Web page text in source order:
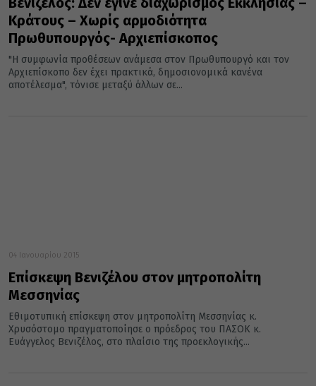
Κράτους – Χωρίς αρμοδιότητα
Πρωθυπουργός- Αρχιεπίσκοπος
"Η συμφωνία προθέσεων ανάμεσα στον Πρωθυπουργό και τον
Αρχιεπίσκοπο δεν έχει πρακτικά, δημοσιονομικά κανένα
αποτέλεσμα", τόνισε μεταξύ άλλων σε...
04 Ιανουαρίου 2015
Επίσκεψη Βενιζέλου στον μητροπολίτη
Μεσσηνίας
Εθιμοτυπική επίσκεψη στον μητροπολίτη Μεσσηνίας κ.
Χρυσόστομο πραγματοποίησε ο πρόεδρος του ΠΑΣΟΚ κ.
Ευάγγελος Βενιζέλος, στο πλαίσιο της προεκλογικής...